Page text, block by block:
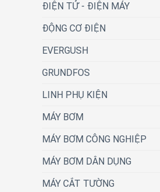
ĐIỆN TỬ - ĐIỆN MÁY
ĐỘNG CƠ ĐIỆN
EVERGUSH
GRUNDFOS
LINH PHỤ KIỆN
MÁY BƠM
MÁY BƠM CÔNG NGHIỆP
MÁY BƠM DÂN DỤNG
MÁY CẮT TƯỜNG